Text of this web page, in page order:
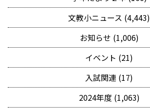
文教小ニュース (4,443)
お知らせ (1,006)
イベント (21)
入試関連 (17)
2024年度 (1,063)